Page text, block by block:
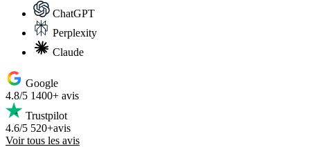
ChatGPT
Perplexity
Claude
Google
4.8/5 1400+ avis
Trustpilot
4.6/5 520+avis
Voir tous les avis